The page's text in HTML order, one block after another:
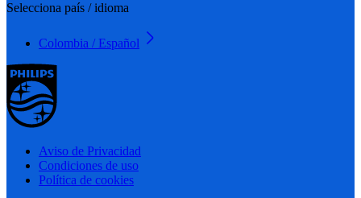
Selecciona país / idioma
Colombia / Español
Aviso de Privacidad
Condiciones de uso
Política de cookies